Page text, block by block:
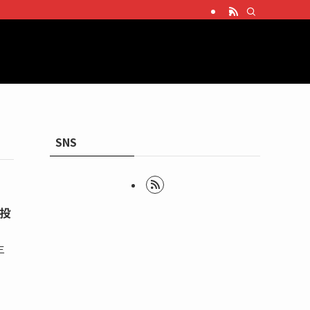
SNS